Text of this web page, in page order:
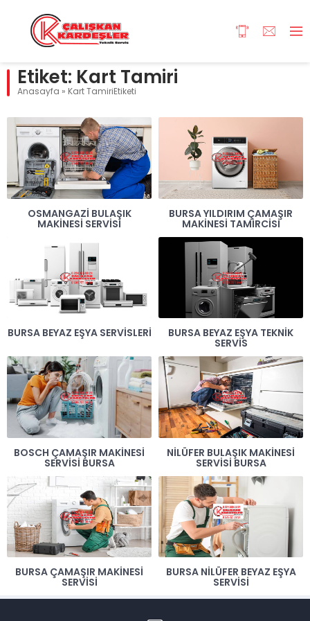
Etiket: Kart Tamiri
Anasayfa » Kart TamiriEtiketi
OSMANGAZI BULAŞIK
MAKINESI SERVISI
BURSA YILDIRIM ÇAMAŞIR
MAKINESI TAMIRCISI
BURSA BEYAZ EŞYA SERVISLERI
BURSA BEYAZ EŞYA TEKNIK
SERVIS
BOSCH ÇAMAŞIR MAKINESI
SERVISI BURSA
NILÜFER BULAŞIK MAKINESI
SERVISI BURSA
BURSA ÇAMAŞIR MAKINESI
SERVISI
BURSA NILÜFER BEYAZ EŞYA
SERVISI
Müşteri Temsilcisi